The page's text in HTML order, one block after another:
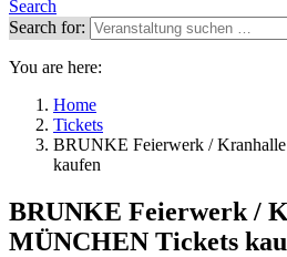
Search
Search for:
You are here:
Home
Tickets
BRUNKE Feierwerk /
kaufen
BRUNKE Feierwerk /
MÜNCHEN Tickets